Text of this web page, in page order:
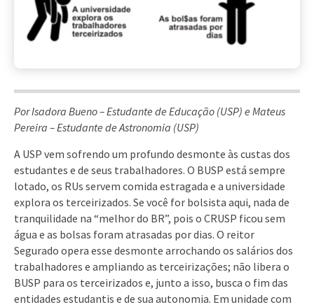
Por Isadora Bueno – Estudante de Educação (USP) e Mateus
Pereira – Estudante de Astronomia (USP)
A USP vem sofrendo um profundo desmonte às custas dos
estudantes e de seus trabalhadores. O BUSP está sempre
lotado, os RUs servem comida estragada e a universidade
explora os terceirizados. Se você for bolsista aqui, nada de
tranquilidade na “melhor do BR”, pois o CRUSP ficou sem
água e as bolsas foram atrasadas por dias. O reitor
Segurado opera esse desmonte arrochando os salários dos
trabalhadores e ampliando as terceirizações; não libera o
BUSP para os terceirizados e, junto a isso, busca o fim das
entidades estudantis e de sua autonomia. Em unidade com